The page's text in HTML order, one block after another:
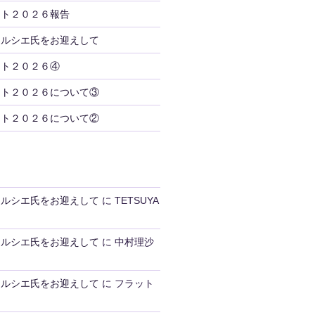
２０２６報告
シエ氏をお迎えして
ト２０２６④
ト２０２６について③
ト２０２６について②
シエ氏をお迎えして に TETSUYA
シエ氏をお迎えして に 中村理沙
シエ氏をお迎えして に フラット